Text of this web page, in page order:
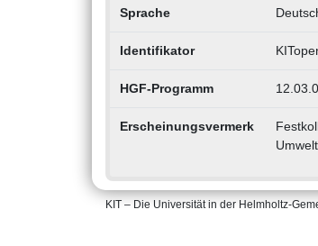
Sprache
Identifikator
HGF-Programm
Erscheinungsvermerk
KIT – Die Universität in der Helmholtz-